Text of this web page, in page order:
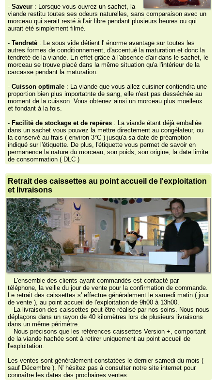
- Saveur : Lorsque vous ouvrez un sachet, la
viande restitu toutes ses odeurs naturelles, sans comparaison avec un
morceau qui serait resté à l'air libre pendant plusieurs heures ou qui
aurait été simplement filmé.
- Tendreté : Le sous vide détient l' énorme avantage sur toutes les
autres formes de conditionnement, d'accentué la maturation et donc la
tendreté de la viande. En effet grâce à l'absence d'air dans le sachet, le
morceau se trouve placé dans la même situation qu'a l'intérieur de la
carcasse pendant la maturation.
- Cuisson optimale : La viande que vous allez cuisiner contiendra une
proportion bien plus importatnte de sang, elle n'est pas desséchée au
moment de la cuisson. Vous obtenez ainsi un morceau plus moelleux
et fondant à la fois.
- Facilité de stockage et de repères : La viande étant déjà emballée
dans un sachet vous pouvez la mettre directement au congélateur, ou
la conservé au frais ( environ 3°C ) jusqu'a sa date de préamption
indiqué sur l'étiquette. De plus, l'étiquette vous permet de savoir en
permanence la nature du morceau, son poids, son origine, la date limite
de consommation ( DLC )
Retrait des caissettes au point accueil de l'exploitation
et livraisons
L'ensemble des clients ayant commandés est contacté par
téléphone, la veille du jour de vente pour la confirmation de commande.
Le retrait des caissettes s' effectue généralement le samedi matin ( jour
de vente ), au point accueil de l'exploitation de 9h00 à 13h00.
La livraison des caissettes peut être réalisé par nos soins. Nous nous
déplaçons dans un rayon de 40 kilomètres lors de plusieurs livraisons
dans un même périmètre.
Nous précisons que les références caissettes Version +, comportant
de la viande hachée sont à retirer uniquement au point accueil de
l'exploitation.
Les ventes sont généralement constatées le dernier samedi du mois (
sauf Décembre ). N' hésitez pas à consulter notre site internet pour
connaître les dates des prochaines ventes.